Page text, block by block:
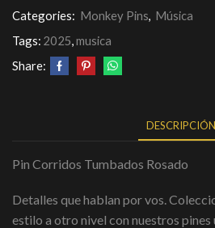
Categories: Monkey Pins, Música
Tags: 2025,musica
Share:
DESCRIPCIÓN
Pin Corridos Tumbados Rosado
Detalles que hablan por vos.
estilo a otro nivel con nuestros pines